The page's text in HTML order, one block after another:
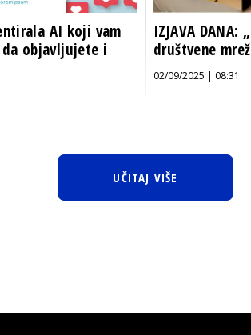
AI koji vam
objavljujete i
IZJAVA
društvene
02/09/2025 | 08:31
UČITAJ VIŠE